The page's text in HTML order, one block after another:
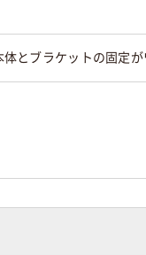
とブラケットの固定